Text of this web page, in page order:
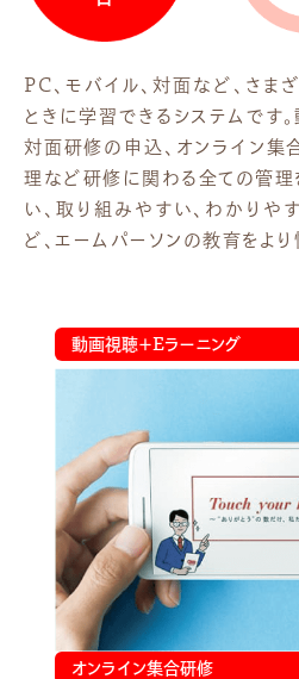
PC、モバイル、対面など、さま
ときに学習できるシステムです
対面研修の申込、オンライン集
理など研修に関わる全ての管理
い、取り組みやすい、わかりや
ど、エームパーソンの教育をより
動画視聴＋Eラーニング
オンライン集合研修